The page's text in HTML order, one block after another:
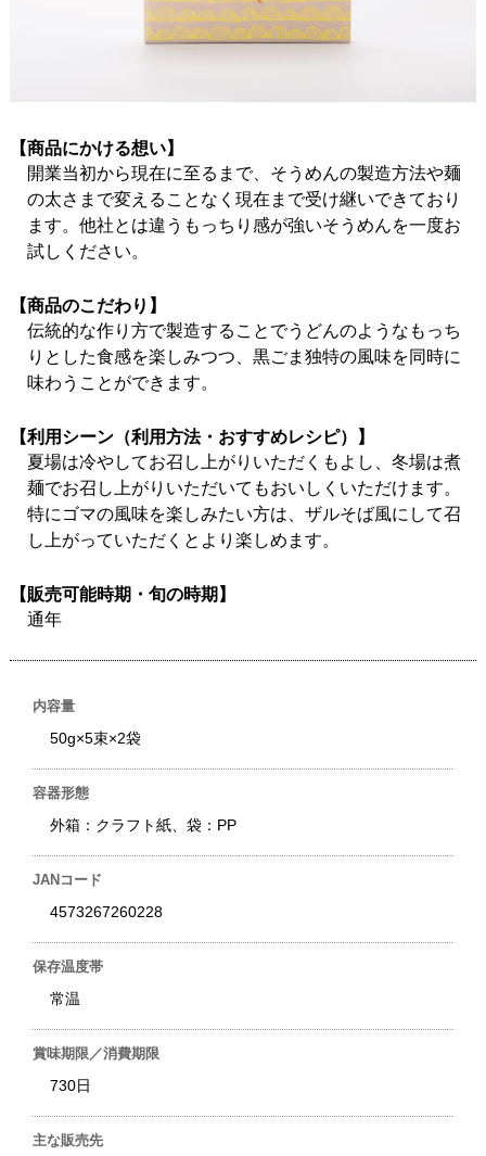
【商品にかける想い】
開業当初から現在に至るまで、そうめんの製造方法や麺
の太さまで変えることなく現在まで受け継いできており
ます。他社とは違うもっちり感が強いそうめんを一度お
試しください。
【商品のこだわり】
伝統的な作り方で製造することでうどんのようなもっち
りとした食感を楽しみつつ、黒ごま独特の風味を同時に
味わうことができます。
【利用シーン（利用方法・おすすめレシピ）】
夏場は冷やしてお召し上がりいただくもよし、冬場は煮
麺でお召し上がりいただいてもおいしくいただけます。
特にゴマの風味を楽しみたい方は、ザルそば風にして召
し上がっていただくとより楽しめます。
【販売可能時期・旬の時期】
通年
内容量
50g×5束×2袋
容器形態
外箱：クラフト紙、袋：PP
JANコード
4573267260228
保存温度帯
常温
賞味期限／消費期限
730日
主な販売先